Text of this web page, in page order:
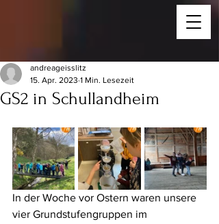
GS2 in Schullandheim
andreageisslitz
15. Apr. 2023 1 Min. Lesezeit
In der Woche vor Ostern waren unsere
vier Grundstufengruppen im